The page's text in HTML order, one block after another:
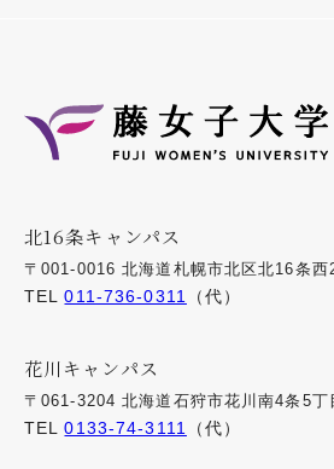
北16条キャンパス
〒001-0016 北海道札幌市北区北16条西
TEL011-736-0311 （代）
花川キャンパス
〒061-3204 北海道石狩市花川南4条5丁
TEL0133-74-3111 （代）